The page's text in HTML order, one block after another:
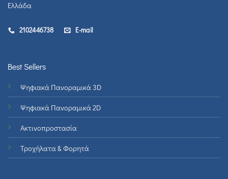
Ελλάδα
2102446738 E-mail
Best Sellers
Ψηφιακά Πανοραμικά 3D
Ψηφιακά Πανοραμικά 2D
Ακτινοπροστασία
Τροχήλατα & Φορητά